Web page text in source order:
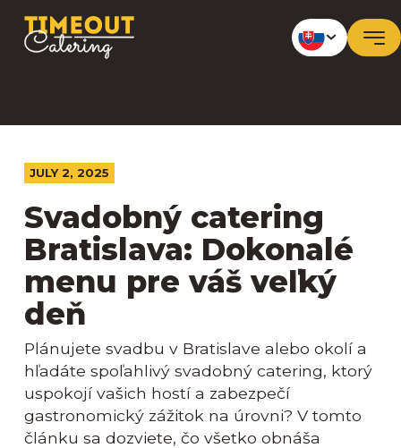
JULY 2, 2025
Svadobný catering
Bratislava: Dokonalé
menu pre váš veľký
deň
Plánujete svadbu v Bratislave alebo okolí a
hľadáte spoľahlivý svadobný catering, ktorý
uspokojí vašich hostí a zabezpečí
gastronomický zážitok na úrovni? V tomto
článku sa dozviete, čo všetko obnáša